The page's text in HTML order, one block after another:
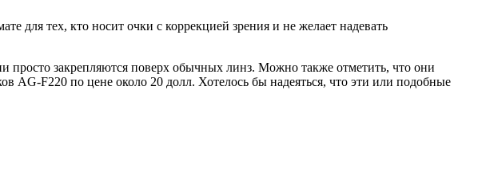
для тех, кто носит очки с коррекцией зрения и не желает надевать
закрепляются поверх обычных линз. Можно также отметить, что они
AG-F220 по цене около 20 долл. Хотелось бы надеяться, что эти или подобные